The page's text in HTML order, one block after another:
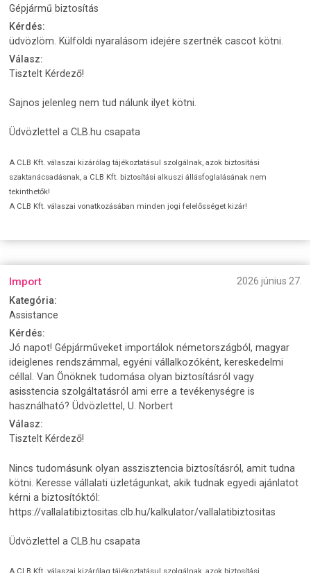
Gépjármű biztosítás
Kérdés:
üdvözlöm. Külföldi nyaralásom idejére szertnék cascot kötni.
Válasz:
Tisztelt Kérdező!
Sajnos jelenleg nem tud nálunk ilyet kötni.
Üdvözlettel a CLB.hu csapata
A CLB Kft. válaszai kizárólag tájékoztatásul szolgálnak, azok biztosítási
szaktanácsadásnak, a CLB Kft. biztosítási alkuszi állásfoglalásának nem
tekinthetők!
A CLB Kft. válaszai vonatkozásában minden jogi felelősséget kizár!
Import
2026 június 27.
Kategória:
Assistance
Kérdés:
Jó napot! Gépjárműveket importálok németországból, magyar
ideiglenes rendszámmal, egyéni vállalkozóként, kereskedelmi
céllal. Van Önöknek tudomása olyan biztosításról vagy
asisstencia szolgáltatásról ami erre a tevékenységre is
használható? Üdvözlettel, U. Norbert
Válasz:
Tisztelt Kérdező!
Nincs tudomásunk olyan asszisztencia biztosításról, amit tudna
kötni. Keresse vállalati üzletágunkat, akik tudnak egyedi ajánlatot
kérni a biztosítóktól:
https://vallalatibiztositas.clb.hu/kalkulator/vallalatibiztositas
Üdvözlettel a CLB.hu csapata